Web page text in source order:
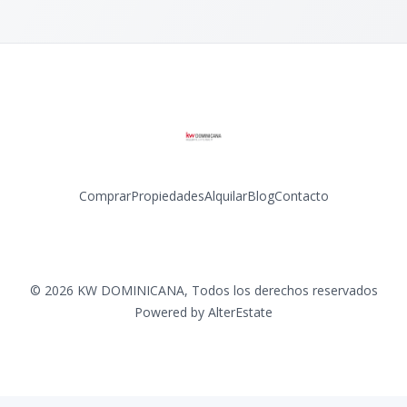
ComprarPropiedadesAlquilarBlogContacto
© 2026 KW DOMINICANA, Todos los derechos reservados
Powered by AlterEstate